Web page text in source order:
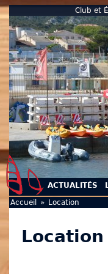
Club et
ACTUALITÉS
Vous êtes ici
Accueil » Location